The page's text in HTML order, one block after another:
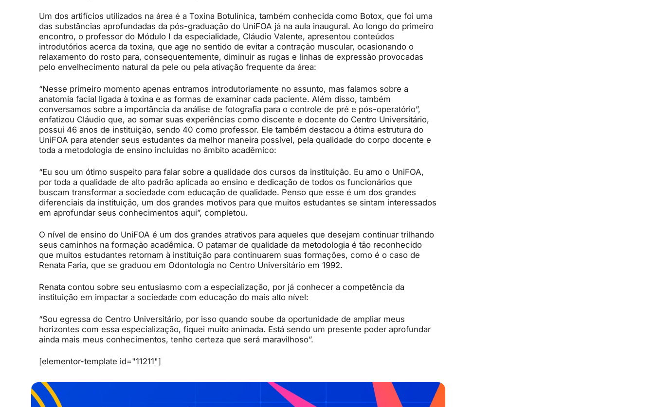
Um dos artifícios utilizados na área é a Toxina Botulínica, também conhecida como Botox, que foi uma
das substâncias aprofundadas da pós-graduação do UniFOA já na aula inaugural. Ao longo do primeiro
encontro, o professor do Módulo I da especialidade, Cláudio Valente, apresentou conteúdos
introdutórios acerca da toxina, que age no sentido de evitar a contração muscular, ocasionando o
relaxamento do rosto para, consequentemente, diminuir as rugas e linhas de expressão provocadas
pelo envelhecimento natural da pele ou pela ativação frequente da área:
“Nesse primeiro momento apenas entramos introdutoriamente no assunto, mas falamos sobre a
anatomia facial ligada à toxina e as formas de examinar cada paciente. Além disso, também
conversamos sobre a importância da análise de fotografia para o controle de pré e pós-operatório”,
enfatizou Cláudio que, ao somar suas experiências como discente e docente do Centro Universitário,
possui 46 anos de instituição, sendo 40 como professor. Ele também destacou a ótima estrutura do
UniFOA para atender seus estudantes da melhor maneira possível, pela qualidade do corpo docente e
toda a metodologia de ensino incluídas no âmbito acadêmico:
“Eu sou um ótimo suspeito para falar sobre a qualidade dos cursos da instituição. Eu amo o UniFOA,
por toda a qualidade de alto padrão aplicada ao ensino e dedicação de todos os funcionários que
buscam transformar a sociedade com educação de qualidade. Penso que esse é um dos grandes
diferenciais da instituição, um dos grandes motivos para que muitos estudantes se sintam interessados
em aprofundar seus conhecimentos aqui”, completou.
O nível de ensino do UniFOA é um dos grandes atrativos para aqueles que desejam continuar trilhando
seus caminhos na formação acadêmica. O patamar de qualidade da metodologia é tão reconhecido
que muitos estudantes retornam à instituição para continuarem suas formações, como é o caso de
Renata Faria, que se graduou em Odontologia no Centro Universitário em 1992.
Renata contou sobre seu entusiasmo com a especialização, por já conhecer a competência da
instituição em impactar a sociedade com educação do mais alto nível:
“Sou egressa do Centro Universitário, por isso quando soube da oportunidade de ampliar meus
horizontes com essa especialização, fiquei muito animada. Está sendo um presente poder aprofundar
ainda mais meus conhecimentos, tenho certeza que será maravilhoso”.
[elementor-template id="11211"]